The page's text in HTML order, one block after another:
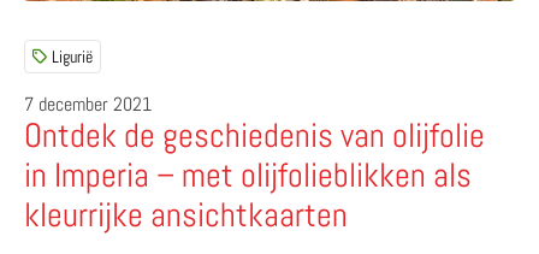
Ligurië
7 december 2021
Ontdek de geschiedenis van olijfolie
in Imperia – met olijfolieblikken als
kleurrijke ansichtkaarten